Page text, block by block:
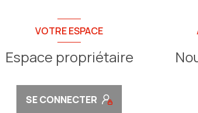
VOTRE ESPACE
Espace propriétaire
SE CONNECTER